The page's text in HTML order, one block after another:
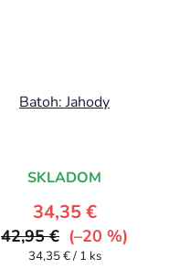
Batoh: Jahody
SKLADOM
34,35 €
42,95 € (–20 %)
Jednotková
34,35 € / 1 ks